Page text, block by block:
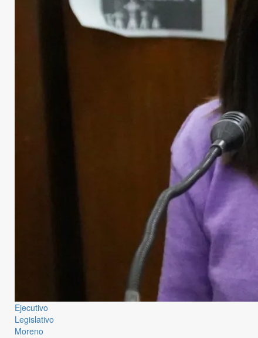
Ejecutivo
Legislativo
Moreno